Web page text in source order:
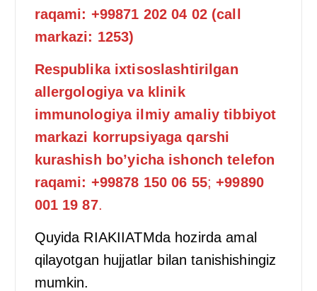
raqami: +99871 202 04 02 (call
markazi: 1253)
Respublika ixtisoslashtirilgan
allergologiya va klinik
immunologiya ilmiy amaliy tibbiyot
markazi korrupsiyaga qarshi
kurashish bo’yicha ishonch telefon
raqami: +99878 150 06 55;+99890
001 19 87.
Quyida RIAKIIATMda hozirda amal
qilayotgan hujjatlar bilan tanishishingiz
mumkin.